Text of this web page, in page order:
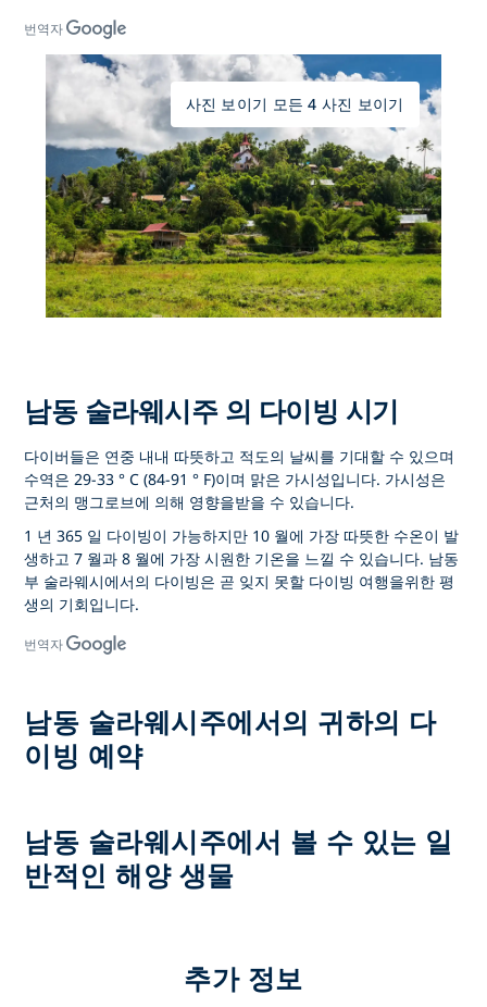
번역자
사진 보이기 모든 4 사진 보이기
남동 술라웨시주 의 다이빙 시기
다이버들은 연중 내내 따뜻하고 적도의 날씨를 기대할 수 있으며
수역은 29-33 ° C (84-91 ° F)이며 맑은 가시성입니다. 가시성은
근처의 맹그로브에 의해 영향을받을 수 있습니다.
1 년 365 일 다이빙이 가능하지만 10 월에 가장 따뜻한 수온이 발
생하고 7 월과 8 월에 가장 시원한 기온을 느낄 수 있습니다. 남동
부 술라웨시에서의 다이빙은 곧 잊지 못할 다이빙 여행을위한 평
생의 기회입니다.
번역자
남동 술라웨시주에서의 귀하의 다
이빙 예약
남동 술라웨시주에서 볼 수 있는 일
반적인 해양 생물
추가 정보